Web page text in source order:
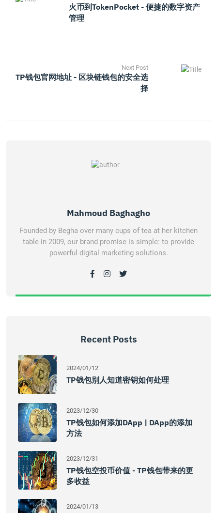
火币到TokenPocket - 便捷的数字资产
管理
Next Post
TP钱包官网地址 - 区块链钱包的安全选
择
Mahmoud Baghagho
Founded by Begha over many cups of tea at her kitchen
table in 2009, our brand promise is simple: to provide
powerful digital marketing solutions.
Recent Posts
2024/01/12
TP钱包别人知道密钥如何处理
2023/12/30
TP钱包如何添加DApp | DApp的添加
方法
2023/12/31
TP钱包空投币价值 - TP钱包带来的更
多收益
2024/01/13